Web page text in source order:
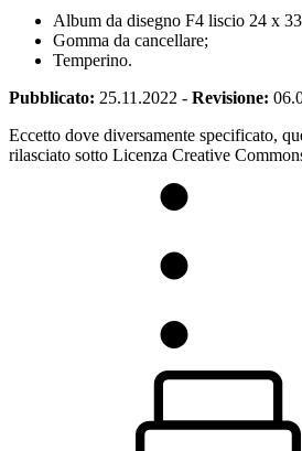
Album da disegno F4 liscio 24 x
Gomma da cancellare;
Temperino.
Pubblicato: 25.11.2022 - Revisione:
Eccetto dove diversamente specificato,
rilasciato sotto Licenza Creative